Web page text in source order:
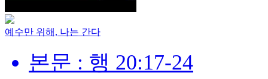
예수만 위해, 나는 간다
본문 : 행 20:17-24